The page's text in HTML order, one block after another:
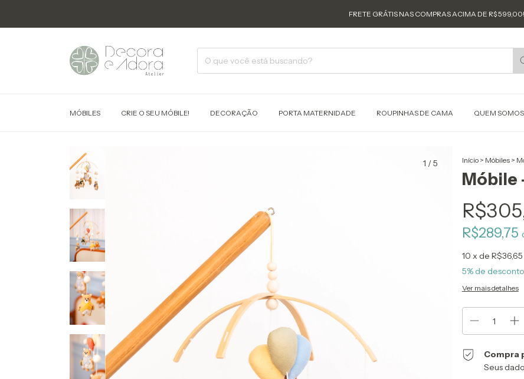
FRETE GRÁTIS NAS COMPRAS ACIMA DE R$ 599,00!
MÓBILES CRIE O SEU MÓBILE! DECORAÇÃO PORTA MATERNIDADE ROUPINHAS DE CAMA QUEM SOMOS
1 /5 Início > Móbiles >
Móbile
R$289,75
10 x de R$36,65
5% de desconto
Ver mais detalhes
Compra
Seus